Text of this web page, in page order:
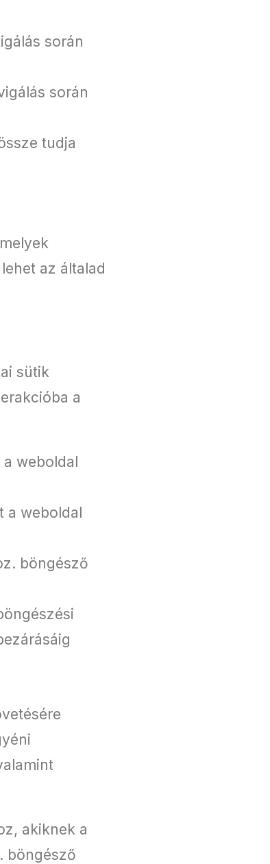
során
során
tudja
az általad
sütik
a
weboldal
a weboldal
böngésző
akiknek a
böngésző